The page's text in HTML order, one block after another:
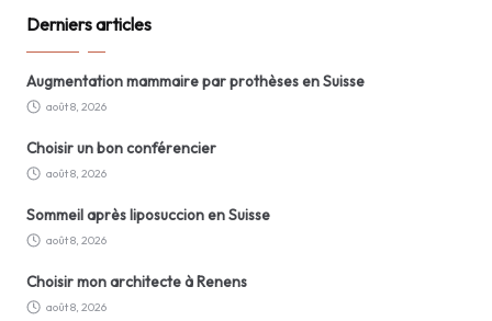
Derniers articles
Augmentation mammaire par prothèses en Suisse
août 8, 2026
Choisir un bon conférencier
août 8, 2026
Sommeil après liposuccion en Suisse
août 8, 2026
Choisir mon architecte à Renens
août 8, 2026